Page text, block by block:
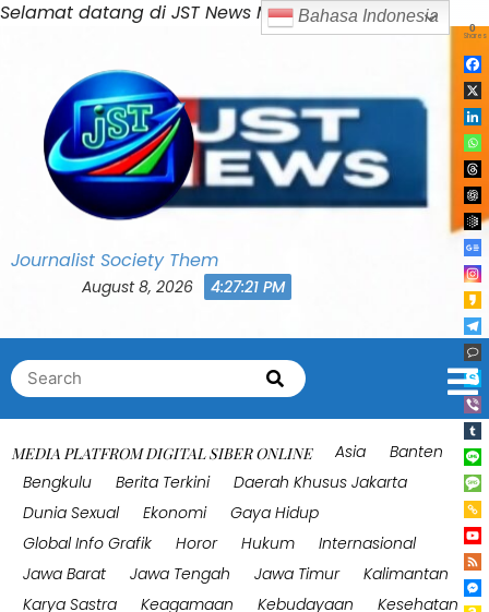
Selamat datang di JST News MediaSkip
to
Journalist Society Them
August 8, 2026 4:27:25 PM
Search
for:
Search
MEDIA PLATFROM DIGITAL SIBER ONLINE Asia
Banten
Bengkulu
Berita Terkini
Daerah Khusus Jakarta
Dunia Sexual
Ekonomi
Gaya Hidup
Global Info Grafik
Horor Hukum
Internasional
Jawa Barat
Jawa Tengah Jawa Timur
Kalimantan
Karya Sastra
Keagamaan Kebudayaan
Kesehatan
0
Shares
Bahasa Indonesia